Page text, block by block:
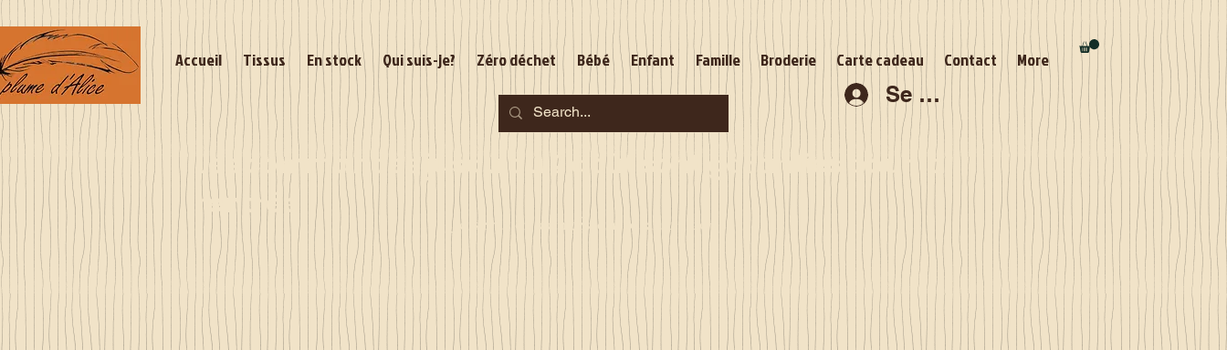
Accueil Tissus En stock Qui suis-je? Zéro déchet Bébé Enfant Famille Broderie Carte cadeau Contact More
Se connecter
Les commandes jusqu'au 2 août sont garanties pour la
rentrée
Je serai en congés du 10 au 23 août